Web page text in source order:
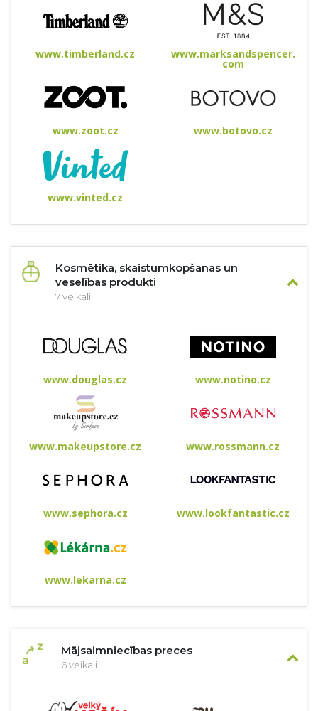
www.timberland.cz www.marksandspencer.
com
www.zoot.cz www.botovo.cz
www.vinted.cz
Kosmētika, skaistumkopšanas un
veselības produkti
7 veikali
www.douglas.cz www.notino.cz
www.makeupstore.cz www.rossmann.cz
www.sephora.cz www.lookfantastic.cz
www.lekarna.cz
Mājsaimniecības preces
6 veikali